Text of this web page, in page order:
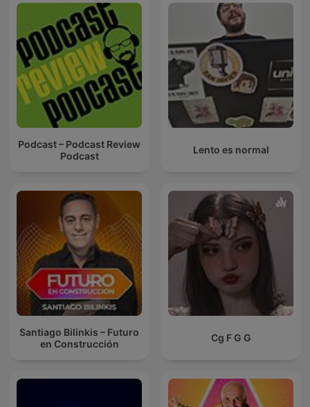
Podcast – Podcast Review
Podcast
Lento es normal
Santiago Bilinkis – Futuro
en Construcción
Cg F G G